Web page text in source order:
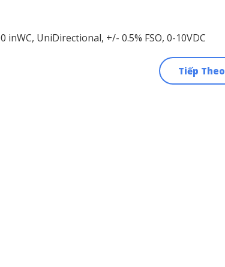
UniDirectional, +/- 0.5% FSO, 0-10VDC
Tiếp Theo